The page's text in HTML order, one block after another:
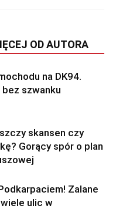
OD AUTORA
na DK94.
bez szwanku
skansen czy
Gorący spór o plan
Zalane
ulic w